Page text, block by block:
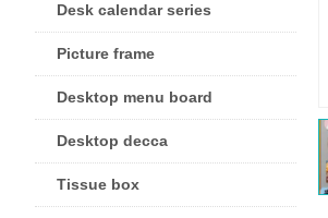
Desk calendar series
Picture frame
Desktop menu board
Desktop decca
Tissue box